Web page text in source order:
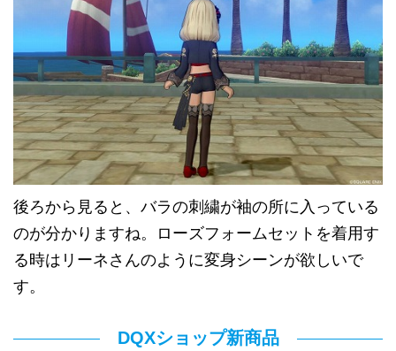
後ろから見ると、バラの刺繍が袖の所に入っている
のが分かりますね。ローズフォームセットを着用す
る時はリーネさんのように変身シーンが欲しいで
す。
DQXショップ新商品